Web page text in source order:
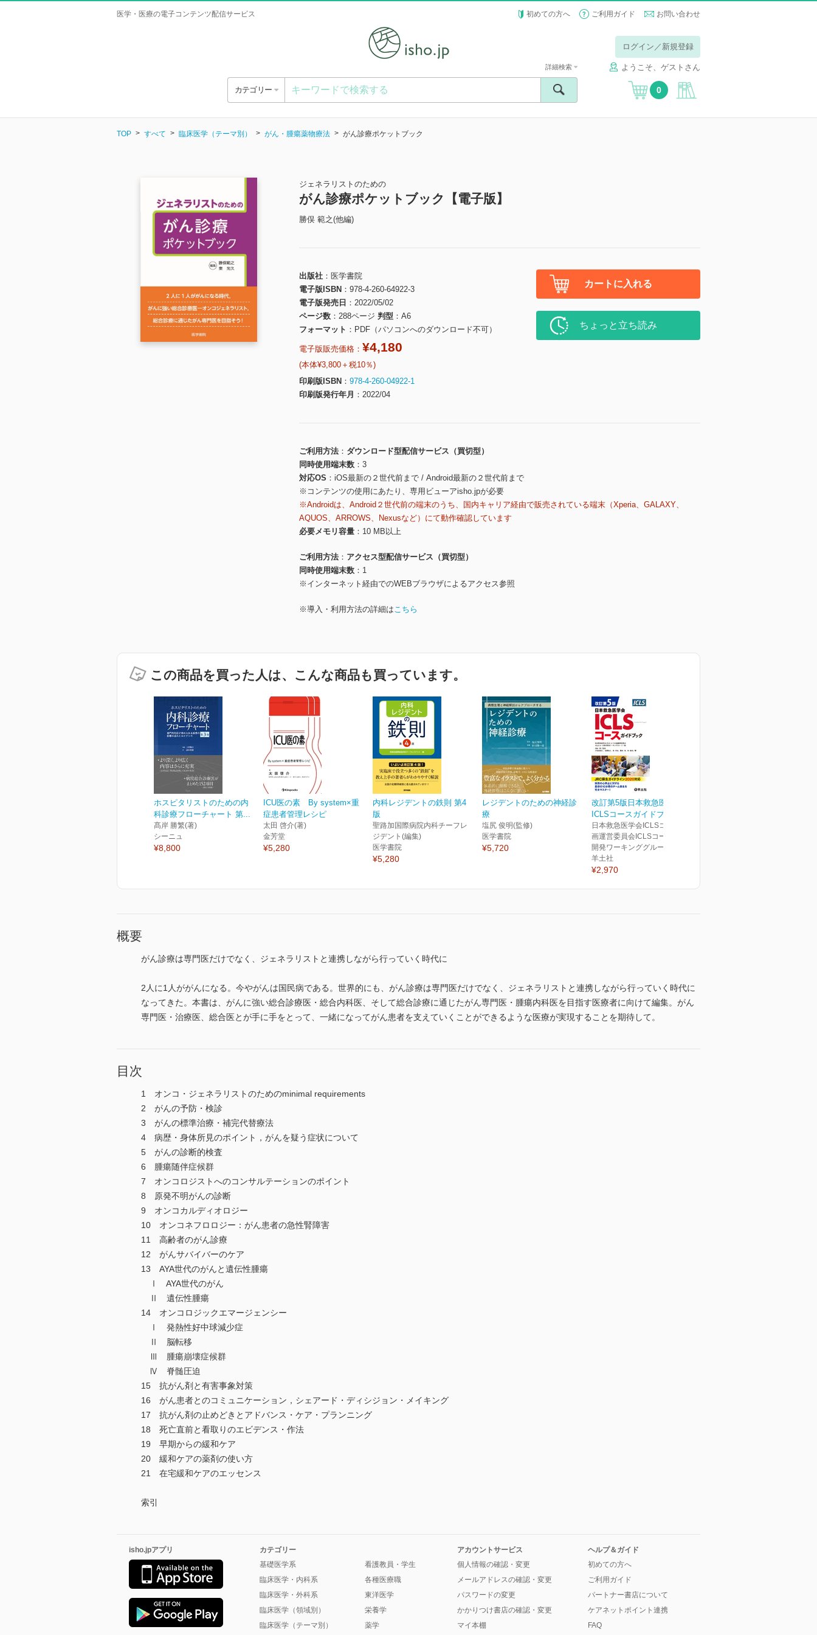
医学・医療の電子コンテンツ配信サービス 初めての方へ ご利用ガイド お問い合わせ
ログイン／新規登録
ようこそ、ゲストさん
カテゴリー
詳細検索
0
TOP すべて 臨床医学（テーマ別） がん・腫瘍薬物療法 がん診療ポケットブック
ジェネラリストのための
がん診療ポケットブック【電子版】
勝俣 範之(他編)
出版社
医学書院
電子版ISBN
978-4-260-64922-3
電子版発売日
2022/05/02
ページ数
288ページ 判型
A6
フォーマット
PDF（パソコンへのダウンロード不可）
電子版販売価格： ¥4,180
(本体¥3,800＋税10％)
印刷版ISBN
978-4-260-04922-1
印刷版発行年月
2022/04
カートに入れる
ちょっと立ち読み
ご利用方法
ダウンロード型配信サービス（買切型）
同時使用端末数
3
対応OS
iOS最新の２世代前まで / Android最新の２世代前まで
※コンテンツの使用にあたり、専用ビューアisho.jpが必要
※Androidは、Android２世代前の端末のうち、国内キャリア経由で販売されている端末（Xperia、GALAXY、
AQUOS、ARROWS、Nexusなど）にて動作確認しています
必要メモリ容量
10 MB以上
ご利用方法
アクセス型配信サービス（買切型）
同時使用端末数
1
※インターネット経由でのWEBブラウザによるアクセス参照
※導入・利用方法の詳細はこちら
この商品を買った人は、こんな商品も買っています。
ホスピタリストのための内
科診療フローチャート 第...
髙岸 勝繁(著)
シーニュ
¥8,800
ICU医の素 By system×重
症患者管理レシピ
太田 啓介(著)
金芳堂
¥5,280
内科レジデントの鉄則 第4
版
聖路加国際病院内科チーフレ
ジデント(編集)
医学書院
¥5,280
レジデントのための神経診
療
塩尻 俊明(監修)
医学書院
¥5,720
改訂第5版日本救急医学会
ICLSコースガイドブック
日本救急医学会ICLSコース企
画運営委員会ICLSコース教材
開発ワーキンググループ(編)
羊土社
¥2,970
概要
がん診療は専門医だけでなく、ジェネラリストと連携しながら行っていく時代に
2人に1人ががんになる。今やがんは国民病である。世界的にも、がん診療は専門医だけでなく、ジェネラリストと連携しながら行っていく時代に
なってきた。本書は、がんに強い総合診療医・総合内科医、そして総合診療に通じたがん専門医・腫瘍内科医を目指す医療者に向けて編集。がん
専門医・治療医、総合医とが手に手をとって、一緒になってがん患者を支えていくことができるような医療が実現することを期待して。
目次
1 オンコ・ジェネラリストのためのminimal requirements
2 がんの予防・検診
3 がんの標準治療・補完代替療法
4 病歴・身体所見のポイント，がんを疑う症状について
5 がんの診断的検査
6 腫瘍随伴症候群
7 オンコロジストへのコンサルテーションのポイント
8 原発不明がんの診断
9 オンコカルディオロジー
10 オンコネフロロジー：がん患者の急性腎障害
11 高齢者のがん診療
12 がんサバイバーのケア
13 AYA世代のがんと遺伝性腫瘍
Ⅰ AYA世代のがん
Ⅱ 遺伝性腫瘍
14 オンコロジックエマージェンシー
Ⅰ 発熱性好中球減少症
Ⅱ 脳転移
Ⅲ 腫瘍崩壊症候群
Ⅳ 脊髄圧迫
15 抗がん剤と有害事象対策
16 がん患者とのコミュニケーション，シェアード・ディシジョン・メイキング
17 抗がん剤の止めどきとアドバンス・ケア・プランニング
18 死亡直前と看取りのエビデンス・作法
19 早期からの緩和ケア
20 緩和ケアの薬剤の使い方
21 在宅緩和ケアのエッセンス
索引
isho.jpアプリ
カテゴリー
基礎医学系
臨床医学・内科系
臨床医学・外科系
臨床医学（領域別）
臨床医学（テーマ別）
看護教員・学生
各種医療職
東洋医学
栄養学
薬学
アカウントサービス
個人情報の確認・変更
メールアドレスの確認・変更
パスワードの変更
かかりつけ書店の確認・変更
マイ本棚
ヘルプ＆ガイド
初めての方へ
ご利用ガイド
パートナー書店について
ケアネットポイント連携
FAQ